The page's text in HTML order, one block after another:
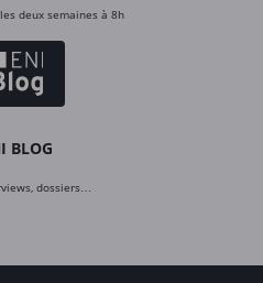
deux semaines à 8h
BLOG
dossiers…